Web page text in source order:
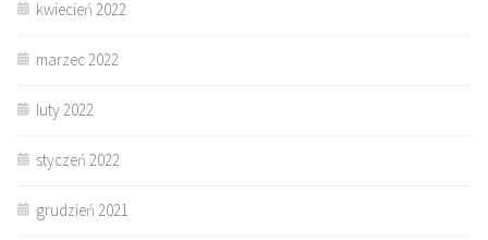
kwiecień 2022
marzec 2022
luty 2022
styczeń 2022
grudzień 2021